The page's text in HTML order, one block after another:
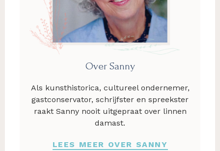
Over Sanny
Als kunsthistorica, cultureel ondernemer,
gastconservator, schrijfster en spreekster
raakt Sanny nooit uitgepraat over linnen
damast.
LEES MEER OVER SANNY